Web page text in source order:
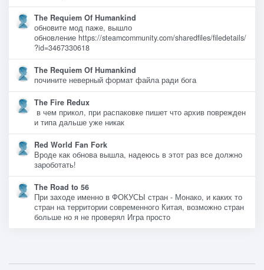
The Requiem Of Humankind
обновите мод паже, вышло
обновление https://steamcommunity.com/sharedfiles/filedetails/
?id=3467330618
The Requiem Of Humankind
почините неверный формат файла ради бога
The Fire Redux
в чем прикол, при распаковке пишет что архив поврежден
и типа дальше уже никак
Red World Fan Fork
Вроде как обнова вышла, надеюсь в этот раз все должно
зароботать!
The Road to 56
При заходе именно в ФОКУСЫ стран - Монако, и каких то
стран на территории современного Китая, возможно стран
больше но я не проверял Игра просто